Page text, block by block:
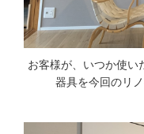
お客様が、いつか使い
器具を今回のリ